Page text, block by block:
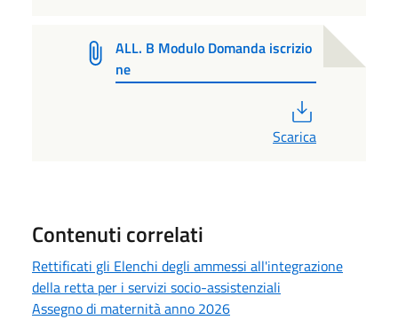
ALL. B Modulo Domanda iscrizio
ne
Scarica
Contenuti correlati
Rettificati gli Elenchi degli ammessi all'integrazione
della retta per i servizi socio-assistenziali
Assegno di maternità anno 2026